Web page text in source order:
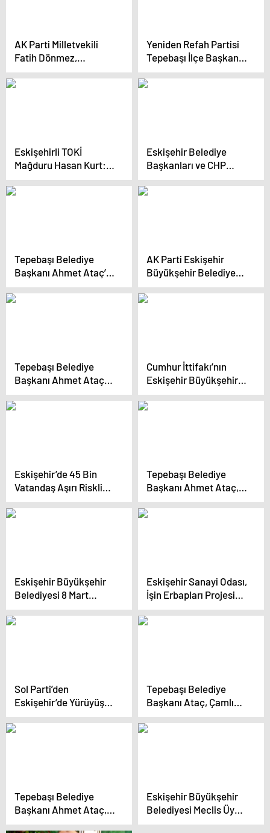
AK Parti Milletvekili
Fatih Dönmez,
Seyitgazi-Kırka yol
genişletme
Yeniden Refah Partisi
Tepebaşı İlçe Başkanı
ve Belediye Başkan
Adayı İstifa Etti
Eskişehirli TOKİ
Mağduru Hasan Kurt:
“Cumhurbaşkanım
‘İnsaf’ Kelimesini Çevre
Eskişehir Belediye
Başkanları ve CHP
Adayı Esnaf ve
Sanayicilerle Buluştu
Tepebaşı Belediye
Başkanı Ahmet Ataç’ın
Şirintepe
Mahallesi’ndeki Seçim
AK Parti Eskişehir
Büyükşehir Belediye
Başkan Adayı Nebi
Hatipoğlu, Vatandaş ve
Tepebaşı Belediye
Başkanı Ahmet Ataç
ve CHP Eskişehir
Büyükşehir Belediye
Cumhur İttifakı’nın
Eskişehir Büyükşehir
Belediye Başkan adayı
İdris Nebi Hatipoğlu,
Eskişehir’de 45 Bin
Vatandaş Aşırı Riskli
Binalarda Oturuyor
Tepebaşı Belediye
Başkanı Ahmet Ataç,
Eskişehir’deki
Fabrikaları Ziyaret Etti
Eskişehir Büyükşehir
Belediyesi 8 Mart
etkinlikleri
Sivrihisar’da başladı
Eskişehir Sanayi Odası,
İşin Erbapları Projesi
kapsamında teknik
gezi düzenledi
Sol Parti’den
Eskişehir’de Yürüyüş:
“Hilafet Çağrılarına,
Onların Sokaklarımızı
Tepebaşı Belediye
Başkanı Ataç, Çamlıca
Mahallesi Seçim
İletişim Merkezi’ni Açtı
Tepebaşı Belediye
Başkanı Ahmet Ataç,
Muttalip Mahallesi’nde
Eskişehir Büyükşehir
Belediyesi Meclis Üyesi
Mustafa Önder Son